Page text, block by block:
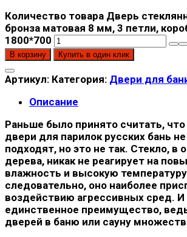
Количество товара Дверь
бронза матовая 8 мм, 3 петли,
1800*700
В корзину Купить в один клик
Артикул: Категория: Двери для
Описание
Раньше было принято считать,
двери для парилок русских бань
подходят, но это не так. Стекло, в
дерева, никак не реагирует на
влажность и высокую
следовательно, оно наиболее
воздействию агрессивных сред. И
единственное преимущество,
дверей в баню или сауну